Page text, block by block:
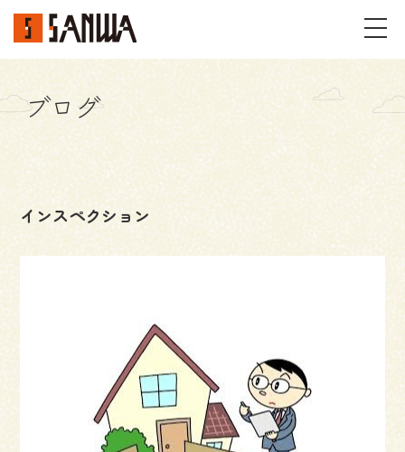
イベント・見学会
不動産情報
事例
私たちのこと
三和建設の強み
リフォーム
ブログ
インスペクション